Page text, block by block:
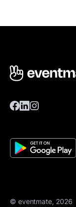
© eventmate, 2026